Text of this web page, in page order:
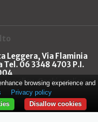
Leggera, Via Flaminia
Tel. 06 3348 4703 P.I.
policy Cookie policy
browsing experience and
Privacy policy
Disallow cookies